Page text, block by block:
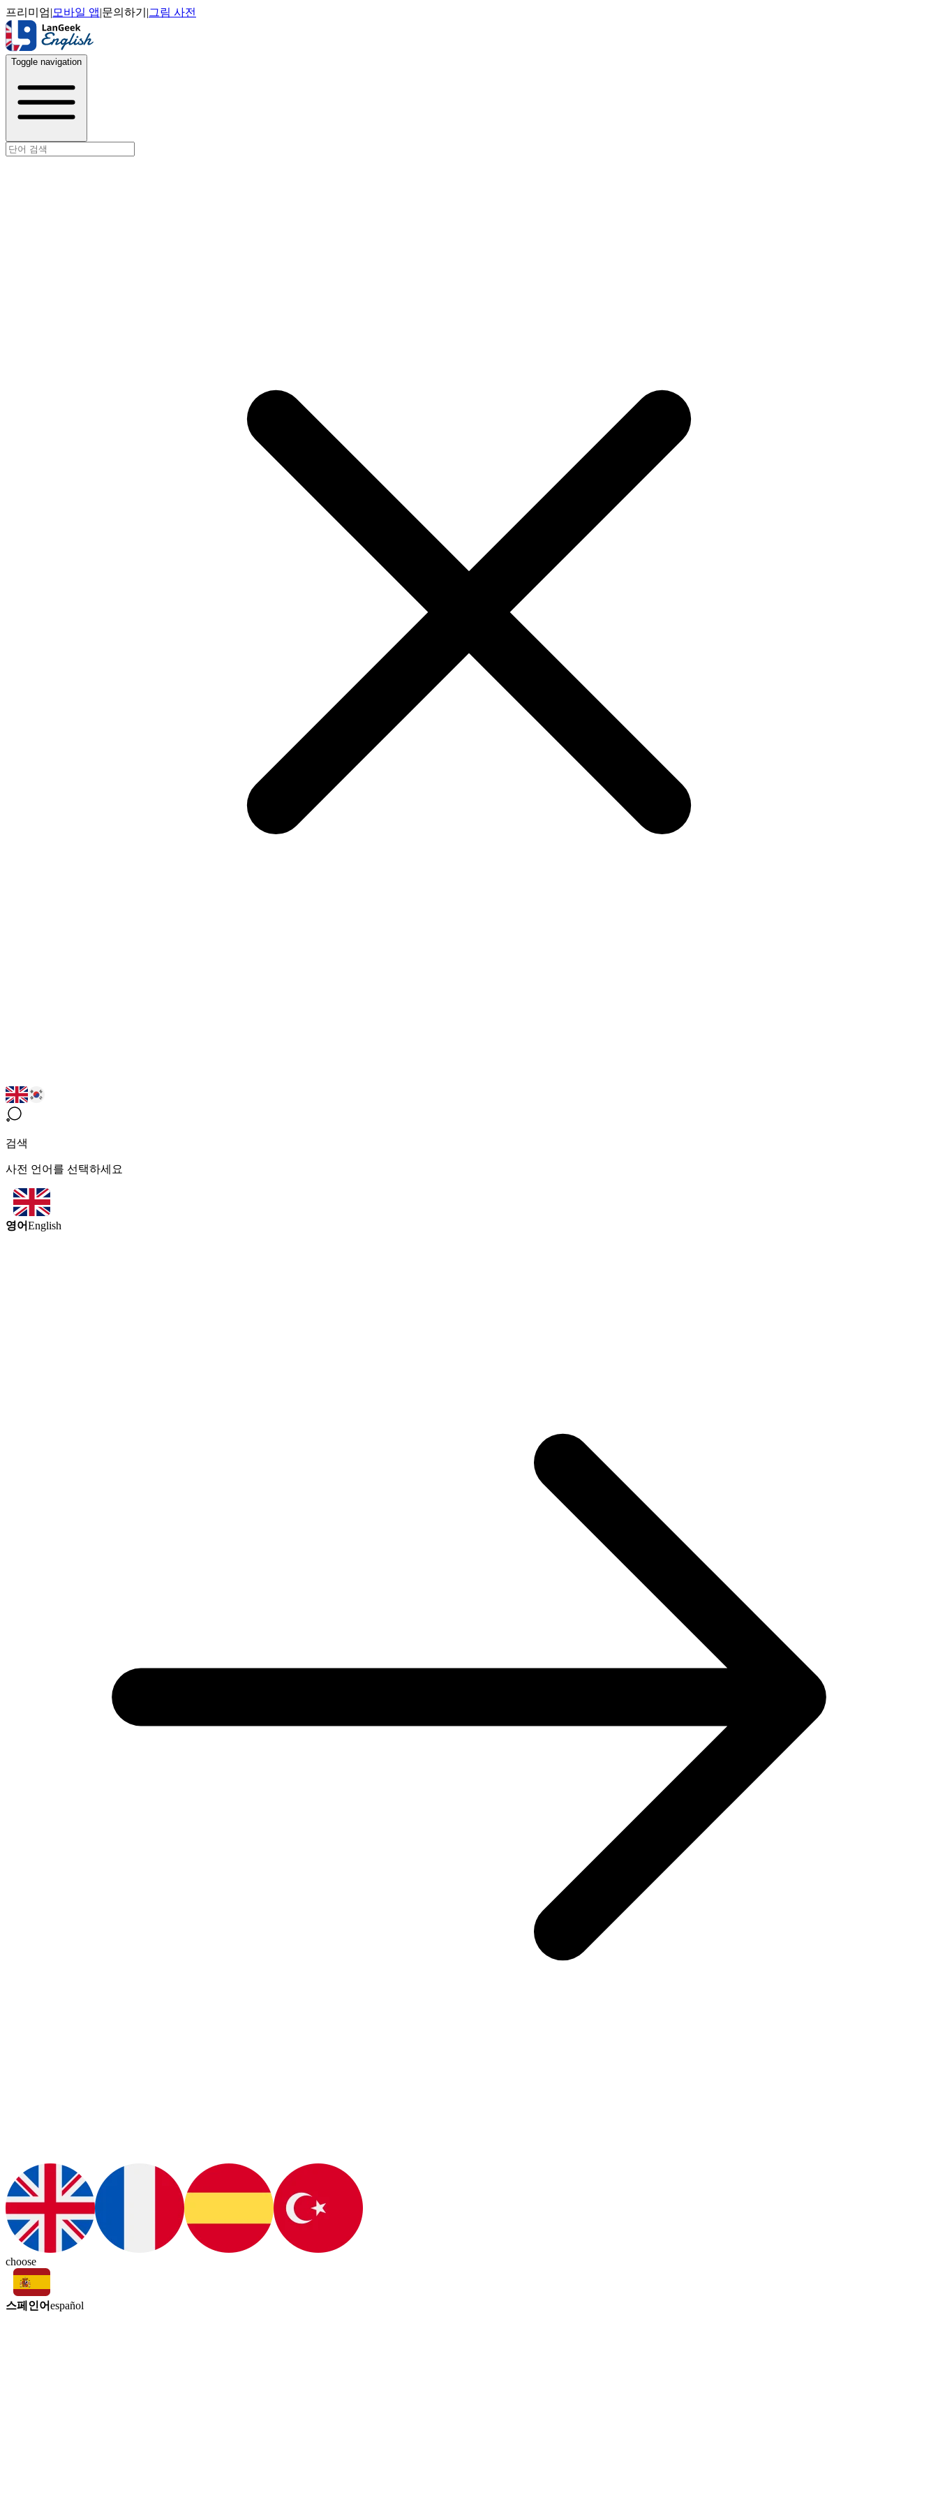
프리미엄| 모바일 앱|문의하기 |그림 사전
Toggle navigation
검색
사전 언어를 선택하세요
영어English
choose
스페인어español